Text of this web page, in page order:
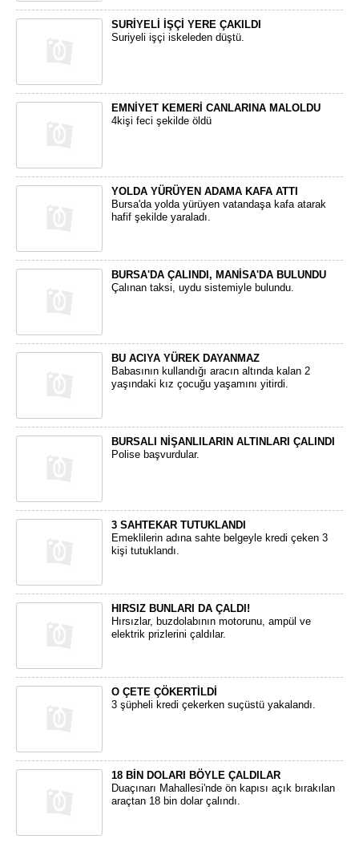
SURİYELİ İŞÇİ YERE ÇAKILDI
Suriyeli işçi iskeleden düştü.
EMNİYET KEMERİ CANLARINA MALOLDU
4kişi feci şekilde öldü
YOLDA YÜRÜYEN ADAMA KAFA ATTI
Bursa'da yolda yürüyen vatandaşa kafa atarak
hafif şekilde yaraladı.
BURSA'DA ÇALINDI, MANİSA'DA BULUNDU
Çalınan taksi, uydu sistemiyle bulundu.
BU ACIYA YÜREK DAYANMAZ
Babasının kullandığı aracın altında kalan 2
yaşındaki kız çocuğu yaşamını yitirdi.
BURSALI NİŞANLILARIN ALTINLARI ÇALINDI
Polise başvurdular.
3 SAHTEKAR TUTUKLANDI
Emeklilerin adına sahte belgeyle kredi çeken 3
kişi tutuklandı.
HIRSIZ BUNLARI DA ÇALDI!
Hırsızlar, buzdolabının motorunu, ampül ve
elektrik prizlerini çaldılar.
O ÇETE ÇÖKERTİLDİ
3 şüpheli kredi çekerken suçüstü yakalandı.
18 BİN DOLARI BÖYLE ÇALDILAR
Duaçınarı Mahallesi'nde ön kapısı açık bırakılan
araçtan 18 bin dolar çalındı.